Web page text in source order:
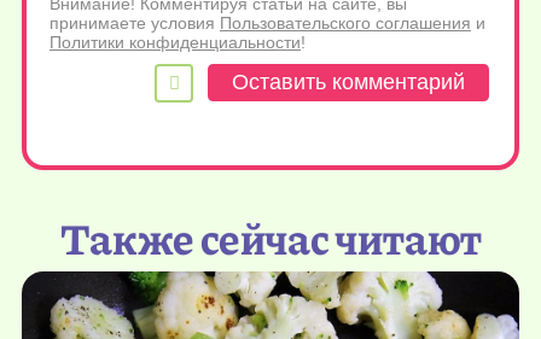
принимаете условия Пользовательского соглашения и
Политики конфиденциальности!
Также сейчас читают